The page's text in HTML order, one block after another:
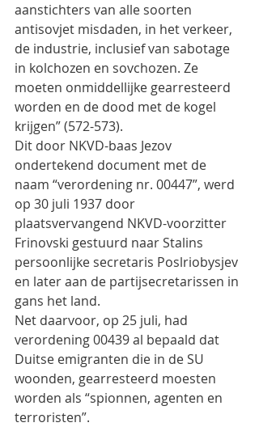
aanstichters van alle soorten
antisovjet misdaden, in het verkeer,
de industrie, inclusief van sabotage
in kolchozen en sovchozen. Ze
moeten onmiddellijke gearresteerd
worden en de dood met de kogel
krijgen” (572-573).
Dit door NKVD-baas Jezov
ondertekend document met de
naam “verordening nr. 00447”, werd
op 30 juli 1937 door
plaatsvervangend NKVD-voorzitter
Frinovski gestuurd naar Stalins
persoonlijke secretaris Poslriobysjev
en later aan de partijsecretarissen in
gans het land.
Net daarvoor, op 25 juli, had
verordening 00439 al bepaald dat
Duitse emigranten die in de SU
woonden, gearresteerd moesten
worden als “spionnen, agenten en
terroristen”.